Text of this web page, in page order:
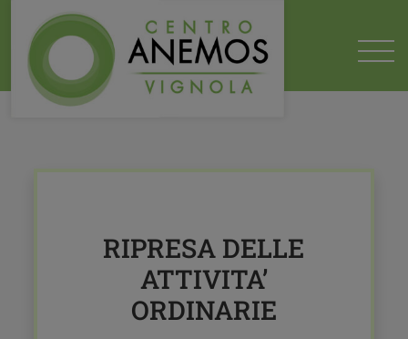
HOME 2020 05
RIPRESA DELLE ATTIVITA' ORDINARIE
RIPRESA DELLE
ATTIVITA’
ORDINARIE